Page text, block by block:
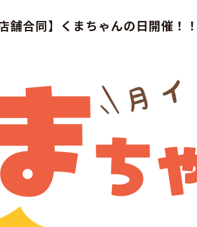
舗合同】くまちゃんの日開催！！